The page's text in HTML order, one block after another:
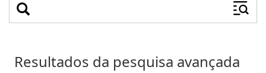
Resultados da pesquisa avançada